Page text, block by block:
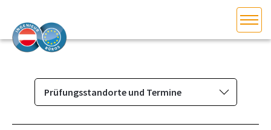
AKTUELLES/INGOO
DAS INGENIEURBÜRO
Prüfungsstandorte und Termine
Das Ingenieurbüro